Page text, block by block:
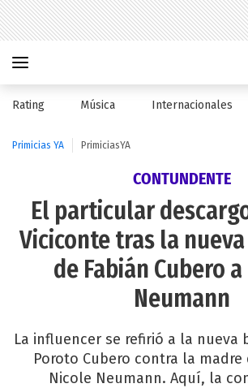
Rating Música Internacionales
Primicias YA PrimiciasYA
CONTUNDENTE
El particular
Viciconte tras la
de Fabián Cubero
Neumann
La influencer se refirió a la nueva
Poroto Cubero contra la madre
Nicole Neumann. Aquí, la